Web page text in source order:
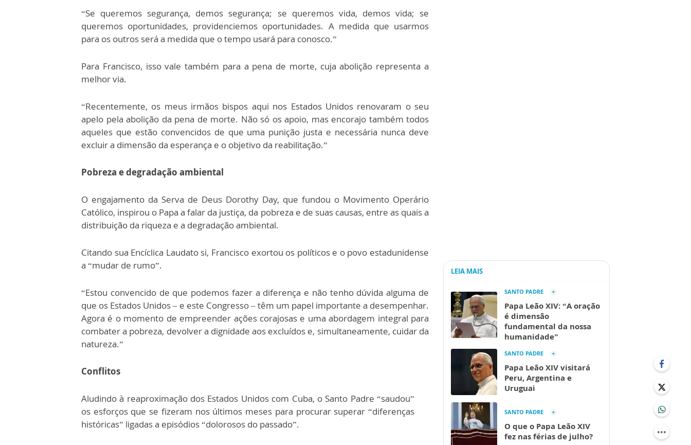
“Se queremos segurança, demos segurança; se queremos vida, demos vida; se
queremos oportunidades, providenciemos oportunidades. A medida que usarmos
para os outros será a medida que o tempo usará para conosco.”
Para Francisco, isso vale também para a pena de morte, cuja abolição representa a
melhor via.
“Recentemente, os meus irmãos bispos aqui nos Estados Unidos renovaram o seu
apelo pela abolição da pena de morte. Não só os apoio, mas encorajo também todos
aqueles que estão convencidos de que uma punição justa e necessária nunca deve
excluir a dimensão da esperança e o objetivo da reabilitação.”
Pobreza e degradação ambiental
O engajamento da Serva de Deus Dorothy Day, que fundou o Movimento Operário
Católico, inspirou o Papa a falar da justiça, da pobreza e de suas causas, entre as quais a
distribuição da riqueza e a degradação ambiental.
Citando sua Encíclica Laudato si, Francisco exortou os políticos e o povo estadunidense
a “mudar de rumo”.
“Estou convencido de que podemos fazer a diferença e não tenho dúvida alguma de
que os Estados Unidos – e este Congresso – têm um papel importante a desempenhar.
Agora é o momento de empreender ações corajosas e uma abordagem integral para
combater a pobreza, devolver a dignidade aos excluídos e, simultaneamente, cuidar da
natureza.”
Conflitos
Aludindo à reaproximação dos Estados Unidos com Cuba, o Santo Padre “saudou”
os esforços que se fizeram nos últimos meses para procurar superar “diferenças
históricas” ligadas a episódios “dolorosos do passado”.
LEIA MAIS
SANTO PADRE
Papa Leão XIV: “A oração
é dimensão
fundamental da nossa
humanidade”
SANTO PADRE
Papa Leão XIV visitará
Peru, Argentina e
Uruguai
SANTO PADRE
O que o Papa Leão XIV
fez nas férias de julho?